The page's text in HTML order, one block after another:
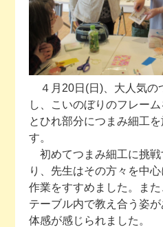
お問い
４月20日(日)、大人気の
し、こいのぼりのフレー
とひれ部分につまみ細工
す。
初めてつまみ細工に挑戦
り、先生はその方々を中
作業をすすめました。ま
テーブル内で教え合う姿
体感が感じられました。